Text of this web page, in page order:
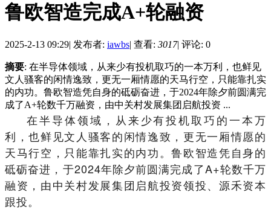
鲁欧智造完成A+轮融资
2025-2-13 09:29| 发布者: iawbs| 查看: 3017| 评论: 0
摘要: 在半导体领域，从来少有投机取巧的一本万利，也鲜见
文人骚客的闲情逸致，更无一厢情愿的天马行空，只能靠扎实
的内功。鲁欧智造凭自身的砥砺奋进，于2024年除夕前圆满完
成了A+轮数千万融资，由中关村发展集团启航投资 ...
在半导体领域，从来少有投机取巧的一本万
利，也鲜见文人骚客的闲情逸致，更无一厢情愿的
天马行空，只能靠扎实的内功。鲁欧智造凭自身的
砥砺奋进，于2024年除夕前圆满完成了A+轮数千万
融资，由中关村发展集团启航投资领投、源禾资本
跟投。